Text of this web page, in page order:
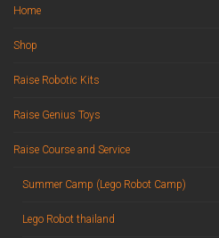
Home
Shop
Raise Robotic Kits
Raise Genius Toys
Raise Course and Service
Summer Camp (Lego Robot Camp)
Lego Robot thailand